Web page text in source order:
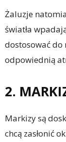
Żaluzje
światła
dostosować do
odpowiednią
2.
Markizy są
chcą zasłonić